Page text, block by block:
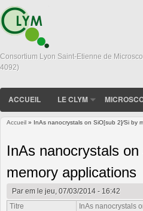
Consortium Lyon Saint-Etienne de
4092)
ACCUEIL LE CLYM
Accueil » InAs nanocrystals on SiO[sub 2]∕Si by
InAs nanocrystals
memory applications
Parem le jeu, 07/03/2014 - 16:42
Titre
InAs nanocrystals